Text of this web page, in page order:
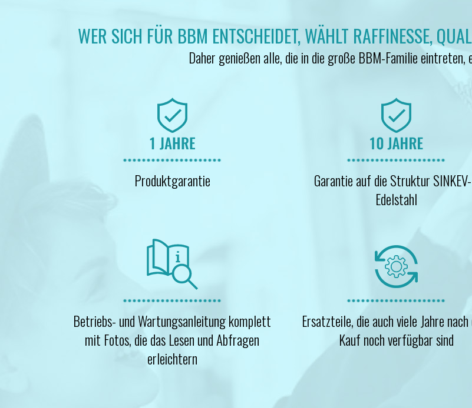
WER SICH FÜR BBM ENTSCHEIDET, WÄHLT RAFFINESSE,
Daher genießen alle, die in die große BBM-Familie
Produktgarantie
Garantie auf die Struktur
Edelstahl
Betriebs- und Wartungsanleitung komplett
mit Fotos, die das Lesen und Abfragen
erleichtern
Ersatzteile, die auch viele Jahre
Kauf noch verfügbar sind